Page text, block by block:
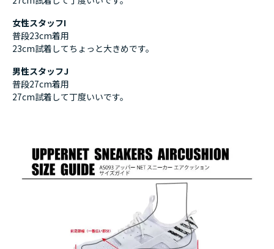
女性スタッフI
普段23cm着用
23cm試着してちょっと大きめです。
男性スタッフJ
普段27cm着用
27cm試着して丁度いいです。